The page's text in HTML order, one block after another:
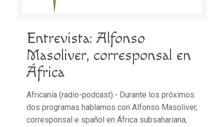
Entrevista: Alfonso
Masoliver, corresponsal en
África
Africanía (radio-podcast).- Durante los próximos
dos programas hablamos con Alfonso Masoliver,
corresponsal e spañol en África subsahariana,